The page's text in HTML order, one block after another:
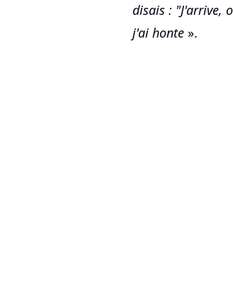
disais : "J'arrive,
j'ai honte ».